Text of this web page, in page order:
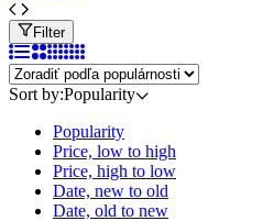
Filter
Sort by:Popularity
Popularity
Price, low to high
Price, high to low
Date, new to old
Date, old to new